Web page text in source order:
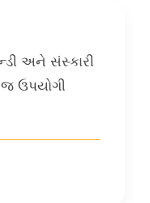
અને સંસ્કારી
ઉપયોગી